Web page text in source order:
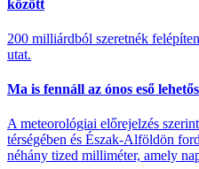
között
200 milliárdból szeretnék
utat.
Ma is fennáll az ónos eső
A meteorológiai előrejelzés
térségében és Észak-Alföldön
néhány tized milliméter, amely